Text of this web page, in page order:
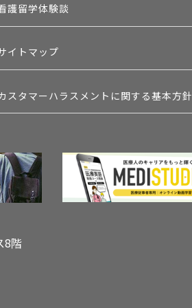
護留学体験談
イトマップ
スタマーハラスメントに関する基本方針
8階